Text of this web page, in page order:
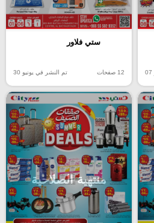
ستي فلاور
12 صفحات تم النشر في يونيو 30
منتهية الصلاحية